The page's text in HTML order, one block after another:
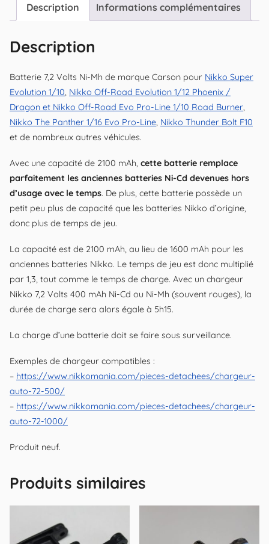
Description Informations complémentaires
Description
Batterie 7,2 Volts Ni-Mh de marque Carson pour Nikko Super
Evolution 1/10, Nikko Off-Road Evolution 1/12 Phoenix /
Dragon et Nikko Off-Road Evo Pro-Line 1/10 Road Burner,
Nikko The Panther 1/16 Evo Pro-Line, Nikko Thunder Bolt F10
et de nombreux autres véhicules.
Avec une capacité de 2100 mAh, cette batterie remplace
parfaitement les anciennes batteries Ni-Cd devenues hors
d’usage avec le temps. De plus, cette batterie possède un
petit peu plus de capacité que les batteries Nikko d’origine,
donc plus de temps de jeu.
La capacité est de 2100 mAh, au lieu de 1600 mAh pour les
anciennes batteries Nikko. Le temps de jeu est donc multiplié
par 1,3, tout comme le temps de charge. Avec un chargeur
Nikko 7,2 Volts 400 mAh Ni-Cd ou Ni-Mh (souvent rouges), la
durée de charge sera alors égale à 5h15.
La charge d’une batterie doit se faire sous surveillance.
Exemples de chargeur compatibles :
– https://www.nikkomania.com/pieces-detachees/chargeur-
auto-72-500/
– https://www.nikkomania.com/pieces-detachees/chargeur-
auto-72-1000/
Produit neuf.
Produits similaires